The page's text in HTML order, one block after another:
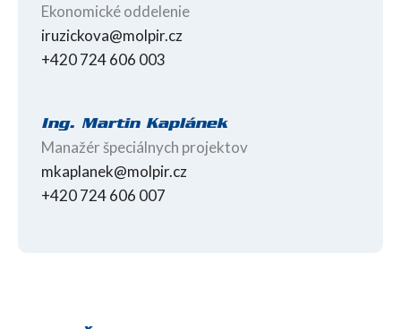
Ekonomické oddelenie
iruzickova@molpir.cz
+420 724 606 003
Ing. Martin Kaplánek
Manažér špeciálnych projektov
mkaplanek@molpir.cz
+420 724 606 007